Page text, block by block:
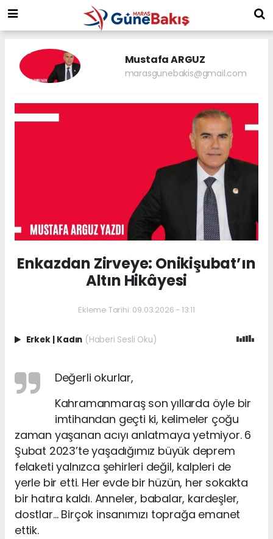
Mustafa ARGUZ
marasgunebakis@gmail.com
Enkazdan Zirveye: Onikişubat’ın
Altın Hikâyesi
Ekleme Tarihi: 09.03.2026 - 13:11
Erkek Kadın (Haberi Sesli Oku)
Değerli okurlar,
Kahramanmaraş son yıllarda öyle bir
imtihandan geçti ki, kelimeler çoğu
zaman yaşanan acıyı anlatmaya yetmiyor. 6
Şubat 2023’te yaşadığımız büyük deprem
felaketi yalnızca şehirleri değil, kalpleri de
yerle bir etti. Her evde bir hüzün, her sokakta
bir hatıra kaldı. Anneler, babalar, kardeşler,
dostlar… Birçok insanımızı toprağa emanet
ettik.